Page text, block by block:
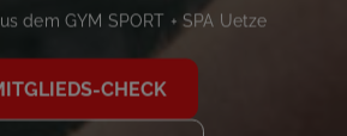
dem GYM SPORT + SPA Uetze
CHECK